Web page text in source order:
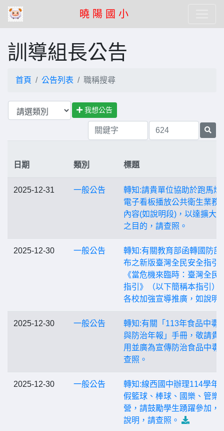
曉 陽 國 小
訓導組長公告
首頁 公告列表 職稱搜尋
我想公告
日期 類別 標題
2025-12-31 一般公告
轉知:請貴單位協助於跑馬燈
電子看板播放公共衛生業務
內容(如說明段)，以達擴大
之目的，請查照。
2025-12-30 一般公告
轉知:有關教育部函轉國防部
布之新版臺灣全民安全指引
《當危機來臨時：臺灣全民
指引》（以下簡稱本指引）
各校加強宣導推廣，如說明
2025-12-30 一般公告
轉知:有關「113年食品中毒
與防治年報」手冊，敬請貴
用並廣為宣傳防治食品中毒
查照。
2025-12-30 一般公告
轉知:線西國中辦理114學年
假籃球、棒球、國樂、管樂
營，請鼓勵學生踴躍參加，
說明，請查照。